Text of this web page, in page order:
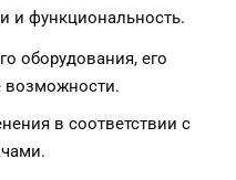
и функциональность.
оборудования, его
возможности.
в соответствии с